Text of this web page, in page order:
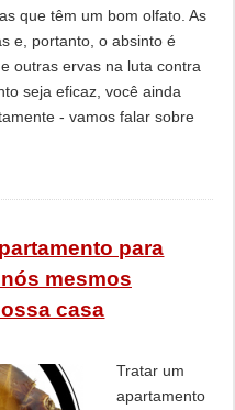
que têm um bom olfato. As
e, portanto, o absinto é
outras ervas na luta contra
seja eficaz, você ainda
- vamos falar sobre
para
mesmos
casa
Tratar um
apartamento